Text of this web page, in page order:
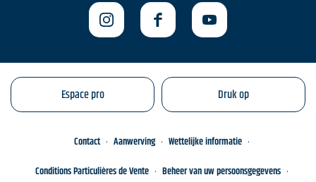
Espace pro Druk op
Contact Aanwerving
Wettelijke informatie
Conditions Particulières de Vente
Beheer van uw persoonsgegevens